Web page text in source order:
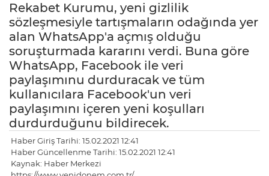
Rekabet Kurumu, yeni gizlilik
sözleşmesiyle tartışmaların odağında yer
alan WhatsApp'a açmış olduğu
soruşturmada kararını verdi. Buna göre
WhatsApp, Facebook ile veri
paylaşımınu durduracak ve tüm
kullanıcılara Facebook'un veri
paylaşımını içeren yeni koşulları
durdurduğunu bildirecek.
Haber Giriş Tarihi: 15.02.2021 12:41
Haber Güncellenme Tarihi: 15.02.2021 12:41
Kaynak: Haber Merkezi